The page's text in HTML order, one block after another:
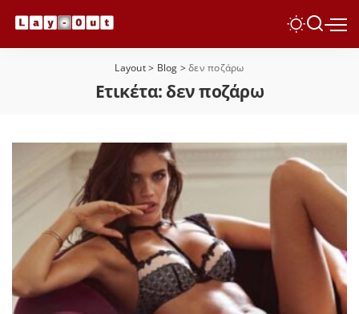
Layout> Blog >δεν ποζάρω
Ετικέτα: δεν ποζάρω